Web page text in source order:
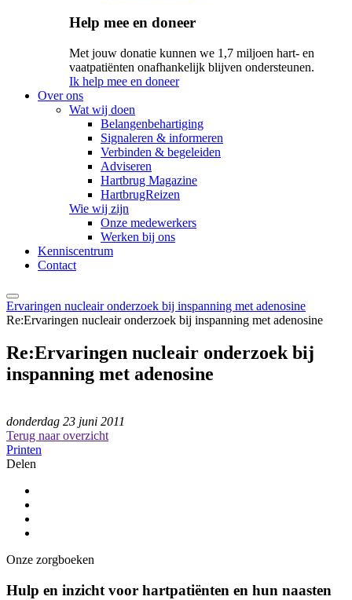
Help mee en doneer
Met jouw donatie kunnen we 1,7 miljoen hart- en
vaatpatiënten onafhankelijk blijven ondersteunen.
Ik help mee en doneer
Over ons
Wat wij doen
Belangenbehartiging
Signaleren & informeren
Verbinden & begeleiden
Adviseren
Hartbrug Magazine
HartbrugReizen
Wie wij zijn
Onze medewerkers
Werken bij ons
Kenniscentrum
Contact
Ervaringen nucleair onderzoek bij inspanning met adenosine
Re:Ervaringen nucleair onderzoek bij inspanning met adenosine
Re:Ervaringen nucleair onderzoek bij
inspanning met adenosine
donderdag 23 juni 2011
Terug naar overzicht
Printen
Delen
Onze zorgboeken
Hulp en inzicht voor hartpatiënten en hun naasten